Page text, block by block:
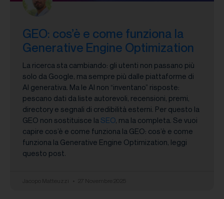
GEO: cos’è e come funziona la
Generative Engine Optimization
La ricerca sta cambiando: gli utenti non passano più
solo da Google, ma sempre più dalle piattaforme di
AI generativa. Ma le AI non “inventano” risposte:
pescano dati da liste autorevoli, recensioni, premi,
directory e segnali di credibilità esterni. Per questo la
GEO non sostituisce la SEO, ma la completa. Se vuoi
capire cos’è e come funziona la GEO: cos’è e come
funziona la Generative Engine Optimization, leggi
questo post.